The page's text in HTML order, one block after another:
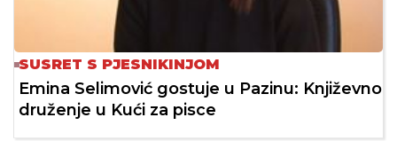
SUSRET S PJESNIKINJOM
Emina Selimović gostuje u Pazinu: Književno
druženje u Kući za pisce